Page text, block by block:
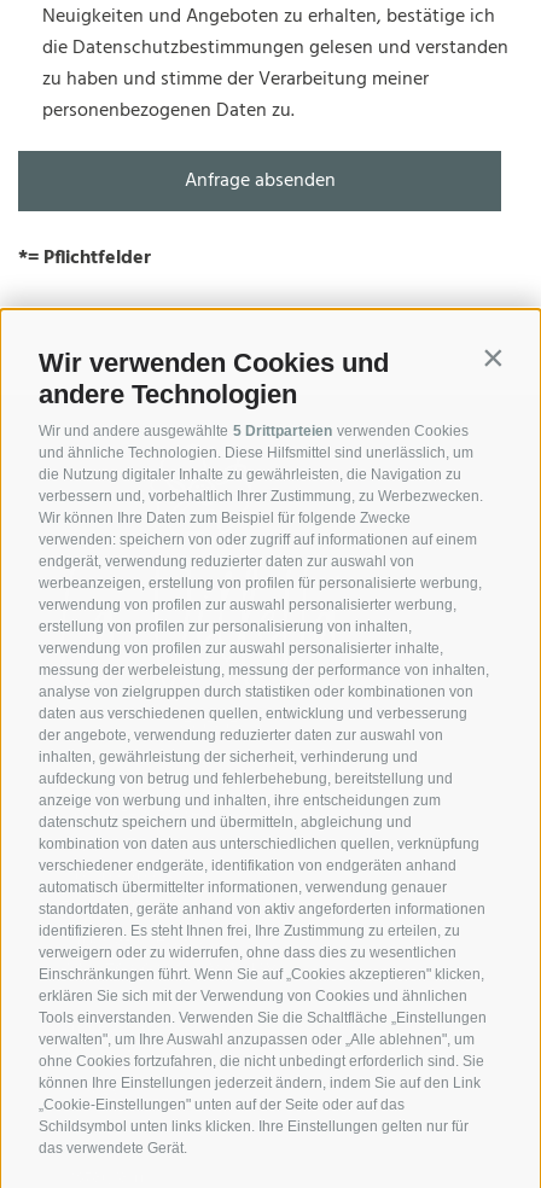
Wir verwenden Cookies und
andere Technologien
Wir und andere ausgewählte 5 Drittparteien verwenden Cookies
und ähnliche Technologien. Diese Hilfsmittel sind unerlässlich, um
die Nutzung digitaler Inhalte zu gewährleisten, die Navigation zu
verbessern und, vorbehaltlich Ihrer Zustimmung, zu Werbezwecken.
Wir können Ihre Daten zum Beispiel für folgende Zwecke
verwenden: speichern von oder zugriff auf informationen auf einem
endgerät, verwendung reduzierter daten zur auswahl von
werbeanzeigen, erstellung von profilen für personalisierte werbung,
verwendung von profilen zur auswahl personalisierter werbung,
erstellung von profilen zur personalisierung von inhalten,
verwendung von profilen zur auswahl personalisierter inhalte,
messung der werbeleistung, messung der performance von inhalten,
analyse von zielgruppen durch statistiken oder kombinationen von
daten aus verschiedenen quellen, entwicklung und verbesserung
der angebote, verwendung reduzierter daten zur auswahl von
inhalten, gewährleistung der sicherheit, verhinderung und
aufdeckung von betrug und fehlerbehebung, bereitstellung und
anzeige von werbung und inhalten, ihre entscheidungen zum
datenschutz speichern und übermitteln, abgleichung und
kombination von daten aus unterschiedlichen quellen, verknüpfung
verschiedener endgeräte, identifikation von endgeräten anhand
automatisch übermittelter informationen, verwendung genauer
standortdaten, geräte anhand von aktiv angeforderten informationen
identifizieren. Es steht Ihnen frei, Ihre Zustimmung zu erteilen, zu
verweigern oder zu widerrufen, ohne dass dies zu wesentlichen
Einschränkungen führt. Wenn Sie auf „Cookies akzeptieren" klicken,
erklären Sie sich mit der Verwendung von Cookies und ähnlichen
Tools einverstanden. Verwenden Sie die Schaltfläche „Einstellungen
verwalten", um Ihre Auswahl anzupassen oder „Alle ablehnen", um
ohne Cookies fortzufahren, die nicht unbedingt erforderlich sind. Sie
können Ihre Einstellungen jederzeit ändern, indem Sie auf den Link
„Cookie-Einstellungen" unten auf der Seite oder auf das
Schildsymbol unten links klicken. Ihre Einstellungen gelten nur für
das verwendete Gerät.
Neuigkeiten und Angeboten zu erhalten, bestätige ich
die Datenschutzbestimmungen gelesen und verstanden
zu haben und stimme der Verarbeitung meiner
personenbezogenen Daten zu.
*= Pflichtfelder
La Villetta
Dolomitenstraße 23
I-39034 Toblach
IT01502170218
Tel.:+39 0474 972 101
info@la-villetta.it
CIN: IT021028A13LYKVH4Y
Impressum
Cookie-Richtlinie
Privacy
Cookie Präferenzen